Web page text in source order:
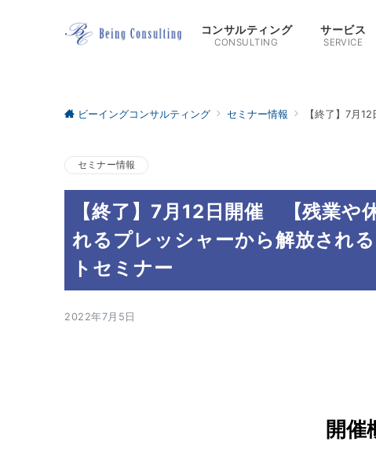
コンサルティング
CONSULTING
サービス
SERVICE
ビーイングコンサルティング セミナー情報 【終了】7月
セミナー情報
【終了】7月12日開催 【残業や
れるプレッシャーから解放され
トセミナー
2022年7月5日
開催